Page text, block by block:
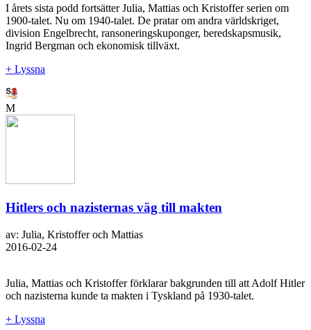
I årets sista podd fortsätter Julia, Mattias och Kristoffer serien om
1900-talet. Nu om 1940-talet. De pratar om andra världskriget,
division Engelbrecht, ransoneringskuponger, beredskapsmusik,
Ingrid Bergman och ekonomisk tillväxt.
+ Lyssna
M
Hitlers och nazisternas väg till makten
av: Julia, Kristoffer och Mattias
2016-02-24
Julia, Mattias och Kristoffer förklarar bakgrunden till att Adolf Hitler
och nazisterna kunde ta makten i Tyskland på 1930-talet.
+ Lyssna